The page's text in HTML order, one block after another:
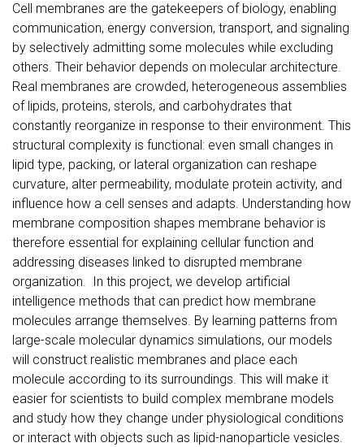
Cell membranes are the gatekeepers of biology, enabling
communication, energy conversion, transport, and signaling
by selectively admitting some molecules while excluding
others. Their behavior depends on molecular architecture.
Real membranes are crowded, heterogeneous assemblies
of lipids, proteins, sterols, and carbohydrates that
constantly reorganize in response to their environment. This
structural complexity is functional: even small changes in
lipid type, packing, or lateral organization can reshape
curvature, alter permeability, modulate protein activity, and
influence how a cell senses and adapts. Understanding how
membrane composition shapes membrane behavior is
therefore essential for explaining cellular function and
addressing diseases linked to disrupted membrane
organization. In this project, we develop artificial
intelligence methods that can predict how membrane
molecules arrange themselves. By learning patterns from
large-scale molecular dynamics simulations, our models
will construct realistic membranes and place each
molecule according to its surroundings. This will make it
easier for scientists to build complex membrane models
and study how they change under physiological conditions
or interact with objects such as lipid-nanoparticle vesicles.